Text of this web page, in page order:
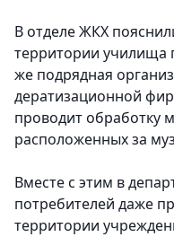
В отделе ЖКХ
территории училища
же подрядная
дератизационной
проводит обработку
расположенных за
Вместе с этим в
потребителей даже
территории